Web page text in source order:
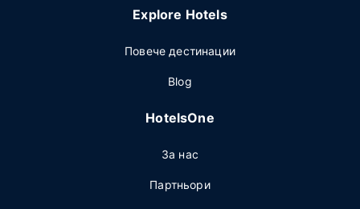
Explore Hotels
Повече дестинации
Blog
HotelsOne
За нас
Партньори